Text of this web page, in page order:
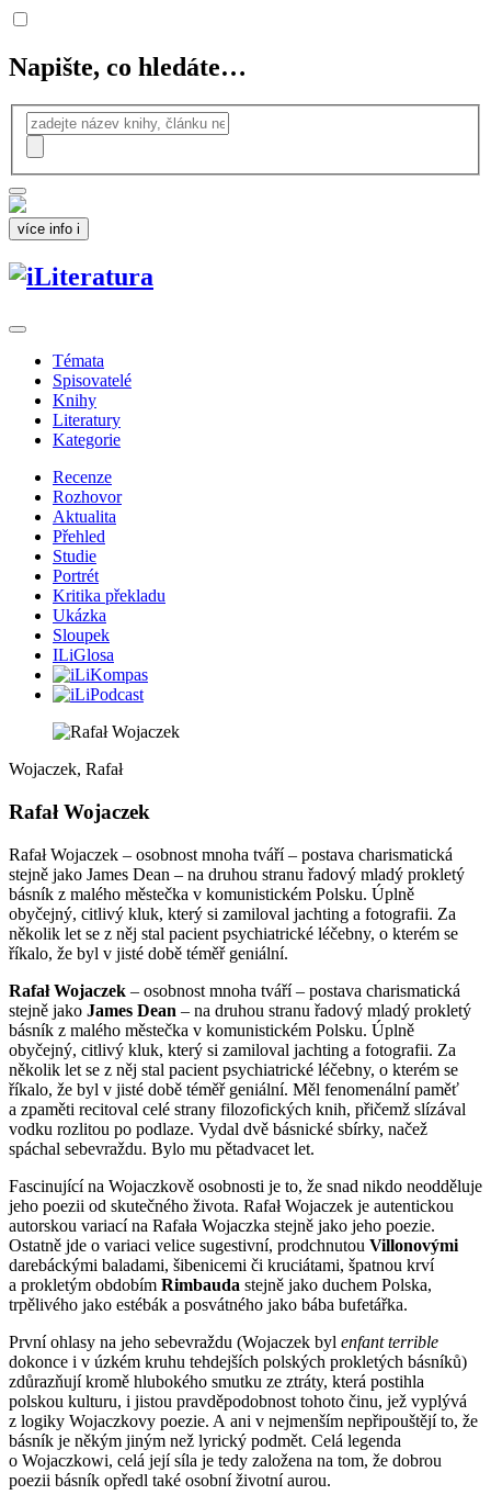
Napište, co hledáte…
více info i
Témata
Spisovatelé
Knihy
Literatury
Kategorie
Recenze
Rozhovor
Aktualita
Přehled
Studie
Portrét
Kritika překladu
Ukázka
Sloupek
ILiGlosa
Wojaczek, Rafał
Rafał Wojaczek
Rafał Wojaczek – osobnost mnoha tváří – postava charismatická
stejně jako James Dean – na druhou stranu řadový mladý prokletý
básník z malého městečka v komunistickém Polsku. Úplně
obyčejný, citlivý kluk, který si zamiloval jachting a fotografii. Za
několik let se z něj stal pacient psychiatrické léčebny, o kterém se
říkalo, že byl v jisté době téměř geniální.
Rafał Wojaczek – osobnost mnoha tváří – postava charismatická
stejně jako James Dean – na druhou stranu řadový mladý prokletý
básník z malého městečka v komunistickém Polsku. Úplně
obyčejný, citlivý kluk, který si zamiloval jachting a fotografii. Za
několik let se z něj stal pacient psychiatrické léčebny, o kterém se
říkalo, že byl v jisté době téměř geniální. Měl fenomenální paměť
a zpaměti recitoval celé strany filozofických knih, přičemž slízával
vodku rozlitou po podlaze. Vydal dvě básnické sbírky, načež
spáchal sebevraždu. Bylo mu pětadvacet let.
Fascinující na Wojaczkově osobnosti je to, že snad nikdo neodděluje
jeho poezii od skutečného života. Rafał Wojaczek je autentickou
autorskou variací na Rafała Wojaczka stejně jako jeho poezie.
Ostatně jde o variaci velice sugestivní, prodchnutou Villonovými
darebáckými baladami, šibenicemi či kruciátami, špatnou krví
a prokletým obdobím Rimbauda stejně jako duchem Polska,
trpělivého jako estébák a posvátného jako bába bufetářka.
První ohlasy na jeho sebevraždu (Wojaczek byl enfant terrible
dokonce i v úzkém kruhu tehdejších polských prokletých básníků)
zdůrazňují kromě hlubokého smutku ze ztráty, která postihla
polskou kulturu, i jistou pravděpodobnost tohoto činu, jež vyplývá
z logiky Wojaczkovy poezie. A ani v nejmenším nepřipouštějí to, že
básník je někým jiným než lyrický podmět. Celá legenda
o Wojaczkowi, celá její síla je tedy založena na tom, že dobrou
poezii básník opředl také osobní životní aurou.